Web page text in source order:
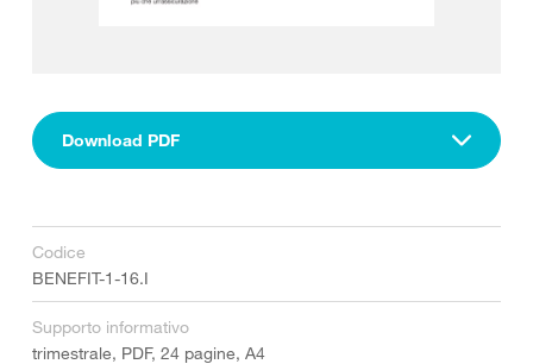
Download PDF
Codice
BENEFIT-1-16.I
Supporto informativo
trimestrale, PDF, 24 pagine, A4